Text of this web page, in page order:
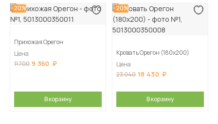
-20%
Прихожая Орегон
Цена
11 700 9 360
В корзину
-20%
Кровать Орегон (180х200)
Цена
23 040 18 430
В корзину